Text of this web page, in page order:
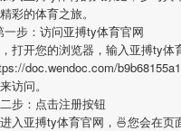
彩的体育之旅。
步：访问亚搏ty体育官网
打开您的浏览器，输入 亚搏ty体
doc.wendoc.com/
访问。
步：点击注册按钮
入 亚搏ty体育官网，🍜您会在页